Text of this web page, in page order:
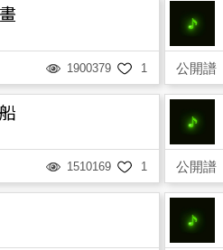
1900379 1 公開譜
1510169 1 公開譜